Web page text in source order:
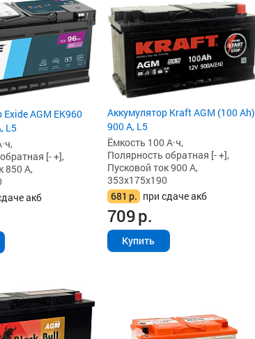
AGM EK960
L5
[- +],
850 А,
акб
Аккумулятор Kraft AGM (100 Ah)
900 А, L5
Ёмкость 100 А·ч,
Полярность обратная [- +],
Пусковой ток 900 А,
353x175x190
681 р. при сдаче акб
709р.
Купить